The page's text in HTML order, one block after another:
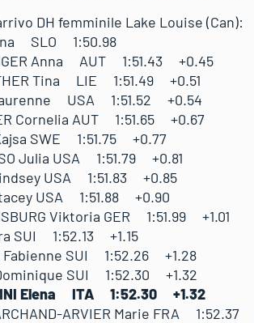
DH femminile Lake Louise (Can):
SLO 1:50.98
Anna AUT 1:51.43 +0.45
Tina LIE 1:51.49 +0.51
USA 1:51.52 +0.54
Cornelia AUT 1:51.65 +0.67
SWE 1:51.75 +0.77
Julia USA 1:51.79 +0.81
USA 1:51.83 +0.85
USA 1:51.88 +0.90
Viktoria GER 1:51.99 +1.01
SUI 1:52.13 +1.15
Fabienne SUI 1:52.26 +1.28
SUI 1:52.30 +1.32
Elena ITA 1:52.30 +1.32
ARVIER Marie FRA 1:52.37